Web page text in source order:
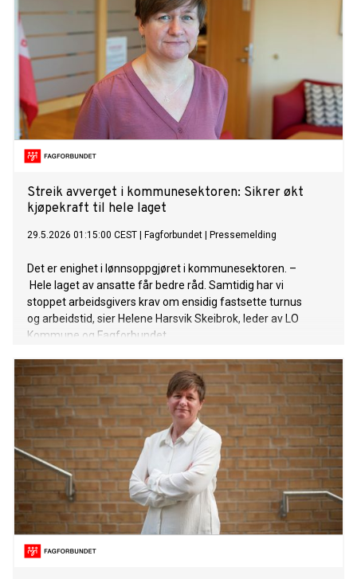
Streik avverget i kommunesektoren: Sikrer økt
kjøpekraft til hele laget
29.5.2026 01:15:00 CEST Fagforbundet Pressemelding
Det er enighet i lønnsoppgjøret i kommunesektoren. –
Hele laget av ansatte får bedre råd. Samtidig har vi
stoppet arbeidsgivers krav om ensidig fastsette turnus
og arbeidstid, sier Helene Harsvik Skeibrok, leder av LO
Kommune og Fagforbundet.